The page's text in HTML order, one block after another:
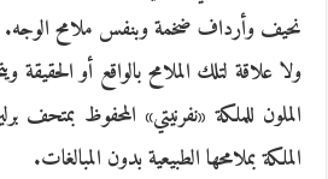
نحيف وأرداف ضخمة وبنفس ملامح الوجه.
ولا علاقة لتلك الملامح بالواقع أو
الملون للملكة «نفرنيتي» المحفوظ بمتحف
الملكة بملامحها الطبيعية بدون المبالغات.